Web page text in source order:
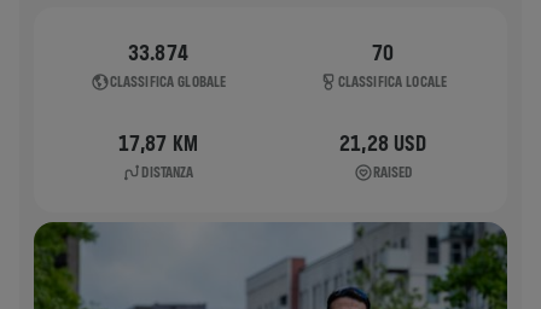
33.874
CLASSIFICA GLOBALE
70
CLASSIFICA LOCALE
17,87 KM
DISTANZA
21,28 USD
RAISED